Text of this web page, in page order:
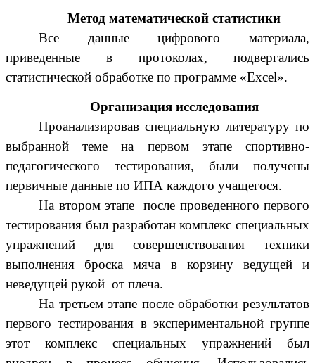
Метод математической статистики
Все данные цифрового материала,
приведенные в протоколах, подвергались
статистической обработке по программе «Excel».
Организация исследования
Проанализировав специальную литературу по
выбранной теме на первом этапе спортивно-
педагогического тестирования, были получены
первичные данные по ИПА каждого учащегося.
На втором этапе после проведенного первого
тестирования был разработан комплекс специальных
упражнений для совершенствования техники
выполнения броска мяча в корзину ведущей и
неведущей рукой от плеча.
На третьем этапе после обработки результатов
первого тестирования в экспериментальной группе
этот комплекс специальных упражнений был